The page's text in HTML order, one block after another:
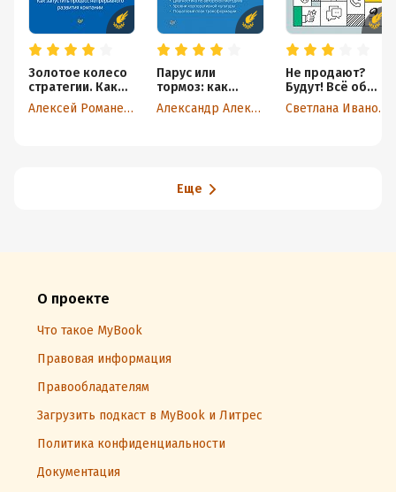
Золотое колесо
стратегии. Как
запустить
процесс
Алексей Романенко
Парус или
тормоз: как
работать с
корпоративнойАлександр Алексеев
Не продают?
Будут! Всё об
управлении
отделом продажСветлана Иванова
Еще
О проекте
Что такое MyBook
Правовая информация
Правообладателям
Загрузить подкаст в MyBook и Литрес
Политика конфиденциальности
Документация